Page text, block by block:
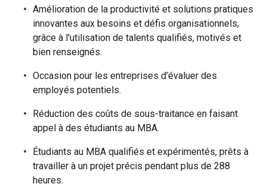
Amélioration de la productivité et solutions pratiques
innovantes aux besoins et défis organisationnels,
grâce à l'utilisation de talents qualifiés, motivés et
bien renseignés.
Occasion pour les entreprises d’évaluer des
employés potentiels.
Réduction des coûts de sous-traitance en faisant
appel à des étudiants au MBA.
Étudiants au MBA qualifiés et expérimentés, prêts à
travailler à un projet précis pendant plus de 288
heures.